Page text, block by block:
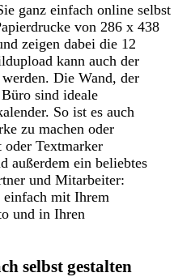
ganz einfach online selbst
von 286 x 438
zeigen dabei die 12
kann auch der
Die Wand, der
sind ideale
So ist es auch
zu machen oder
oder Textmarker
außerdem ein beliebtes
und Mitarbeiter:
einfach mit Ihrem
und in Ihren
selbst gestalten